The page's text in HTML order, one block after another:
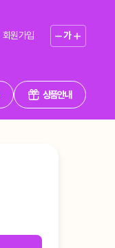
회원가입 가
상품안내